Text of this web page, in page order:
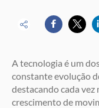
A tecnologia é um
constante evolução
destacando cada vez
crescimento de